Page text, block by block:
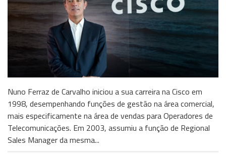
Nuno Ferraz de Carvalho iniciou a sua carreira na Cisco em
1998, desempenhando funções de gestão na área comercial,
mais especificamente na área de vendas para Operadores de
Telecomunicações. Em 2003, assumiu a função de Regional
Sales Manager da mesma...